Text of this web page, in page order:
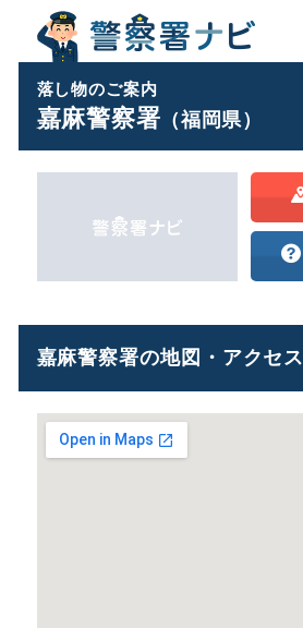
落し物のご案内
嘉麻警察署（福岡県）
嘉麻警察署の地図・アクセス